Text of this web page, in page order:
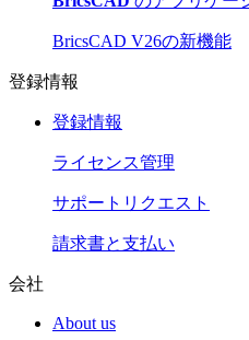
BricsCAD V26の新機能
登録情報
登録情報
ライセンス管理
サポートリクエスト
請求書と支払い
会社
About us